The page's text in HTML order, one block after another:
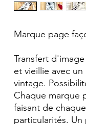
Marque page
Transfert
et vieillie avec
vintage.
Chaque marque
faisant de
particularités.